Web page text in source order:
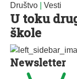
Društvo Vesti
U toku
škole
Newsletter